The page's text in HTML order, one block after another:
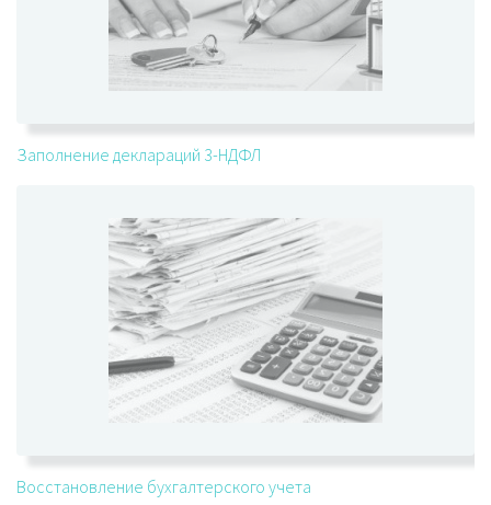
Заполнение деклараций 3-НДФЛ
Восстановление бухгалтерского учета